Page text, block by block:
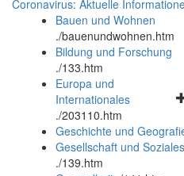
Coronavirus: Aktuelle
Bauen und Wohnen
./bauenundwohnen.htm
Bildung und Forschung
./133.htm
Europa und
Internationales
./203110.htm
Geschichte und
Gesellschaft und Soziales
./139.htm